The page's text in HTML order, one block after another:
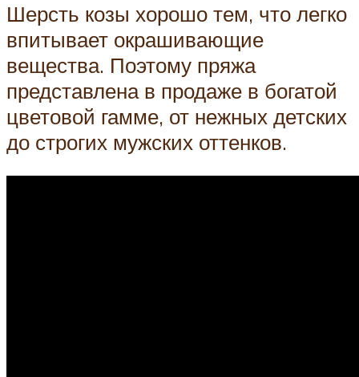
Шерсть козы хорошо тем, что легко
впитывает окрашивающие
вещества. Поэтому пряжа
представлена в продаже в богатой
цветовой гамме, от нежных детских
до строгих мужских оттенков.